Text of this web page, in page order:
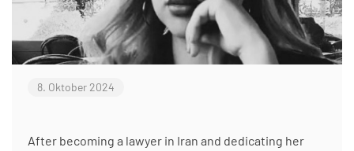
8. Oktober 2024
After becoming a lawyer in Iran and dedicating her